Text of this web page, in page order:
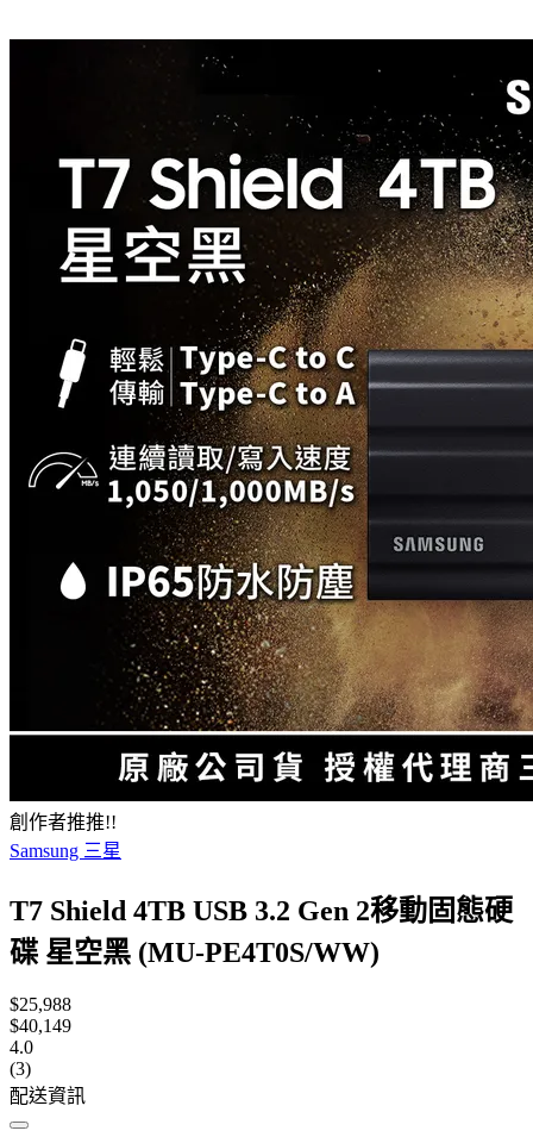
創作者推推!!
Samsung 三星
T7 Shield 4TB USB 3.2 Gen 2移動固態硬
碟 星空黑 (MU-PE4T0S/WW)
$25,988
$40,149
4.0
(3)
配送資訊